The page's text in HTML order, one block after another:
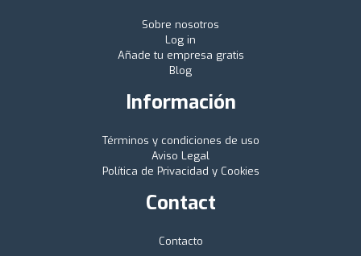
Sobre nosotros
Log in
Añade tu empresa gratis
Blog
Información
Términos y condiciones de uso
Aviso Legal
Política de Privacidad y Cookies
Contact
Contacto